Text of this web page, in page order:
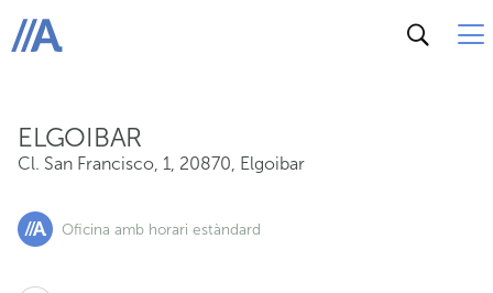
ABANCA
ELGOIBAR
Cl. San Francisco, 1, 20870, Elgoibar
Oficina amb horari estàndard
Cl. San Francisco, 1, 20870, Elgoibar